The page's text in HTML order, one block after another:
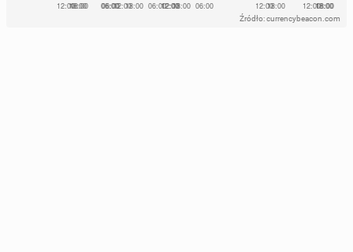
Źródło: currencybeacon.com